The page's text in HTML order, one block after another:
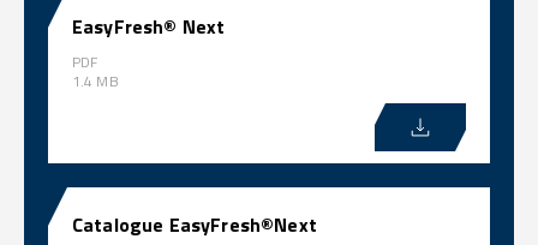
EasyFresh® Next
PDF
1.4 MB
Catalogue EasyFresh®Next